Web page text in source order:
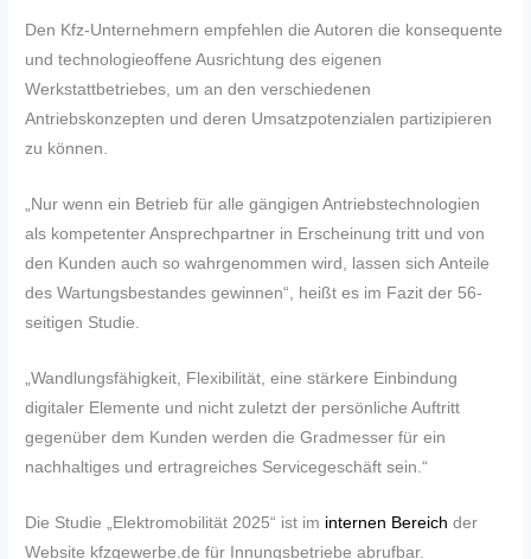
Den Kfz-Unternehmern empfehlen die Autoren die konsequente
und technologieoffene Ausrichtung des eigenen
Werkstattbetriebes, um an den verschiedenen
Antriebskonzepten und deren Umsatzpotenzialen partizipieren
zu können.
„Nur wenn ein Betrieb für alle gängigen Antriebstechnologien
als kompetenter Ansprechpartner in Erscheinung tritt und von
den Kunden auch so wahrgenommen wird, lassen sich Anteile
des Wartungsbestandes gewinnen“, heißt es im Fazit der 56-
seitigen Studie.
„Wandlungsfähigkeit, Flexibilität, eine stärkere Einbindung
digitaler Elemente und nicht zuletzt der persönliche Auftritt
gegenüber dem Kunden werden die Gradmesser für ein
nachhaltiges und ertragreiches Servicegeschäft sein.“
Die Studie „Elektromobilität 2025“ ist im internen Bereich der
Website kfzgewerbe.de für Innungsbetriebe abrufbar.